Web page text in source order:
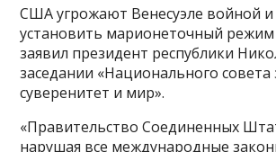
США угрожают Венесуэле войной
установить марионеточный режим
заявил президент республики
заседании «Национального совета
суверенитет и мир».
«Правительство Соединенных
нарушая все международные